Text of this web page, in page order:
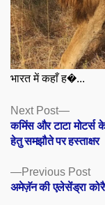
भारत में कहाँ ह�...
Posts
navigation
Previous Post
अमेज़ॅन की एलेसेंड्रा
Next Post
Next
post:
कमिंस और टाटा मोटर्स के
हेतु समझौते पर हस्ताक्षर